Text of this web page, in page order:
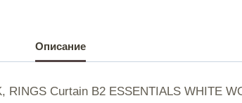
WITH
Описание
Curtain B2 ESSENTIALS WHITE